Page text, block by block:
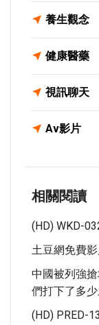
養生觀念
健康醫藥
視訊聊天
Av影片
相關閱讀
(HD) WKD-
土豆網免費
中國被列強
們打下了多
(HD) PRED-